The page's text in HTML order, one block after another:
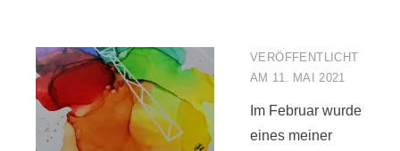
VERÖFFENTLICHT
AM 11. MAI 2021
Im Februar wurde
eines meiner